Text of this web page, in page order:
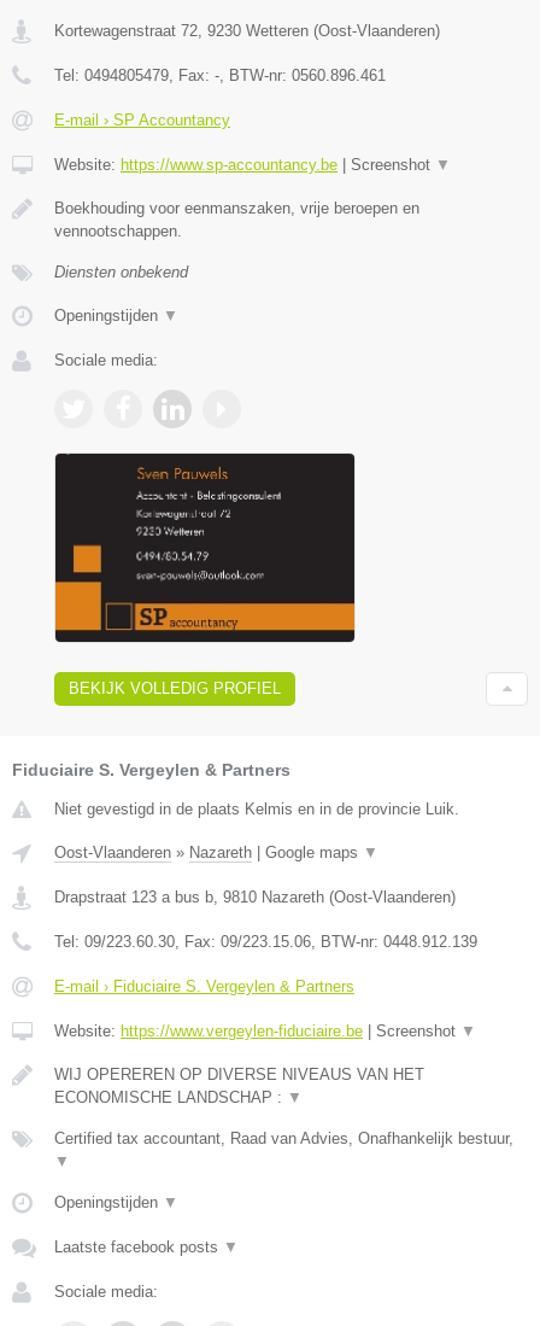
Kortewagenstraat 72, 9230 Wetteren (Oost-Vlaanderen)
Tel: 0494805479, Fax: -, BTW-nr: 0560.896.461
E-mail › SP Accountancy
Website: https://www.sp-accountancy.be Screenshot ▼
Boekhouding voor eenmanszaken, vrije beroepen en
vennootschappen.
Diensten onbekend
Openingstijden ▼
Sociale media:
BEKIJK VOLLEDIG PROFIEL
Fiduciaire S. Vergeylen & Partners
Niet gevestigd in de plaats Kelmis en in de provincie Luik.
Oost-Vlaanderen » Nazareth Google maps ▼
Drapstraat 123 a bus b, 9810 Nazareth (Oost-Vlaanderen)
Tel: 09/223.60.30, Fax: 09/223.15.06, BTW-nr: 0448.912.139
E-mail › Fiduciaire S. Vergeylen & Partners
Website: https://www.vergeylen-fiduciaire.be Screenshot ▼
WIJ OPEREREN OP DIVERSE NIVEAUS VAN HET
ECONOMISCHE LANDSCHAP : ▼
Certified tax accountant, Raad van Advies, Onafhankelijk bestuur,
▼
Openingstijden ▼
Laatste facebook posts ▼
Sociale media: